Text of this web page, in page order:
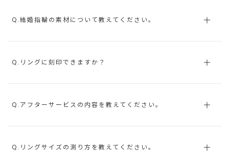
Q.結婚指輪の素材について教えてください。
Q.リングに刻印できますか？
Q.アフターサービスの内容を教えてください。
Q.リングサイズの測り方を教えてください。